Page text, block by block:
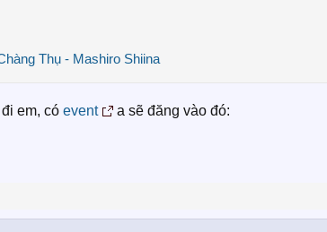
Thụ - Mashiro Shiina
em, có event a sẽ đăng vào đó: